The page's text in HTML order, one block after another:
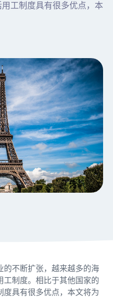
工制度具有很多优点，本
的不断扩张，越来越多的海
制度。相比于其他国家的
度具有很多优点，本文将为